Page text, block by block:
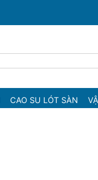
CAO SU LÓT SÀN